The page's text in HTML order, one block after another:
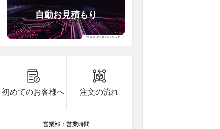
自動お見積もり
初めてのお客様へ 注文の流れ
営業部：営業時間
B8***8A
B8***8A
8.9
B8***8A
8.9
40
8.9
5